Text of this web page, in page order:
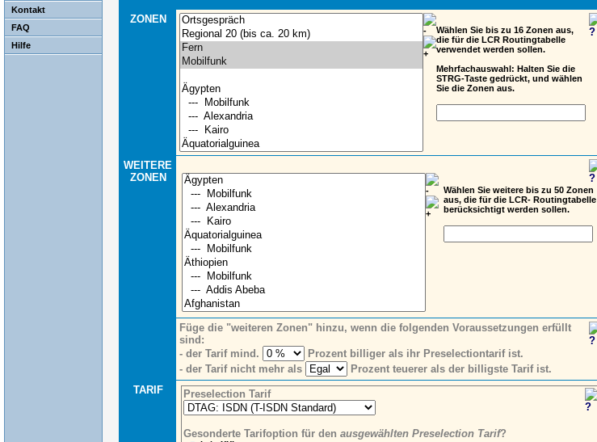
Kontakt
FAQ
Hilfe
ZONEN
Wählen Sie bis zu 16 Zonen aus,
die für die LCR Routingtabelle
verwendet werden sollen.
Mehrfachauswahl: Halten Sie die
STRG-Taste gedrückt, und wählen
Sie die Zonen aus.
WEITERE
ZONEN
Wählen Sie weitere bis zu 50 Zonen
aus, die für die LCR- Routingtabelle
berücksichtigt werden sollen.
Füge die "weiteren Zonen" hinzu, wenn die folgenden Voraussetzungen erfüllt
sind:
- der Tarif mind.
Prozent billiger als ihr Preselectiontarif ist.
- der Tarif nicht mehr als
Prozent teuerer als der billigste Tarif ist.
TARIF
Preselection Tarif
Gesonderte Tarifoption für den ausgewählten Preselection Tarif?